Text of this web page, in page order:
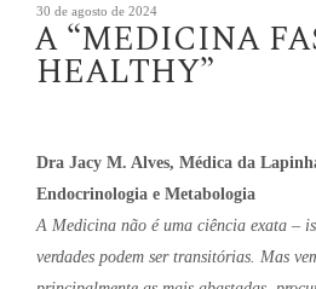
Publicado
em
30 de agosto de 2024
A “MEDICINA
HEALTHY”
Dra Jacy M. Alves, Médica da
Endocrinologia e Metabologia
A Medicina não é uma ciência exata –
verdades podem ser transitórias. Mas